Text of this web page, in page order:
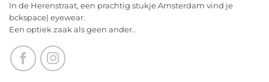
wensen
jullie
nu
alvast
een
heerlijk
In de Herenstraat, een prachtig stukje Amsterdam vind je
bckspace| eyewear.
Een optiek zaak als geen ander..